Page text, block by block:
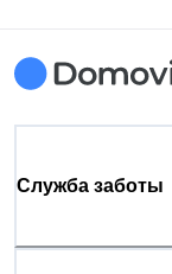
Служба заботы